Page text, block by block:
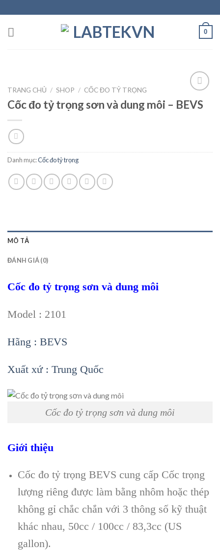
to
content
0
TRANG CHỦ / SHOP / CỐC ĐO TỶ TRỌNG
Cốc đo tỷ trọng sơn và dung môi – BEVS
Danh mục:Cốc đo tỷ trọng
MÔ TẢ
ĐÁNH GIÁ (0)
Cốc đo tỷ trọng sơn và dung môi
Model : 2101
Hãng : BEVS
Xuất xứ : Trung Quốc
Cốc đo tỷ trọng sơn và dung môi
Giới thiệu
Cốc đo tỷ trọng BEVS cung cấp Cốc trọng
lượng riêng được làm bằng nhôm hoặc thép
không gỉ chắc chắn với 3 thông số kỹ thuật
khác nhau, 50cc / 100cc / 83,3cc (US
gallon).